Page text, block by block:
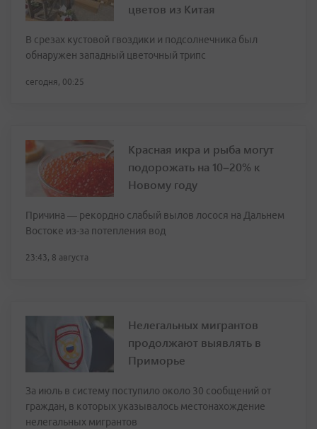
цветов из Китая
В срезах кустовой гвоздики и подсолнечника был
обнаружен западный цветочный трипс
сегодня, 00:25
Красная икра и рыба могут
подорожать на 10–20% к
Новому году
Причина — рекордно слабый вылов лосося на Дальнем
Востоке из-за потепления вод
23:43, 8 августа
Нелегальных мигрантов
продолжают выявлять в
Приморье
За июль в систему поступило около 30 сообщений от
граждан, в которых указывалось местонахождение
нелегальных мигрантов